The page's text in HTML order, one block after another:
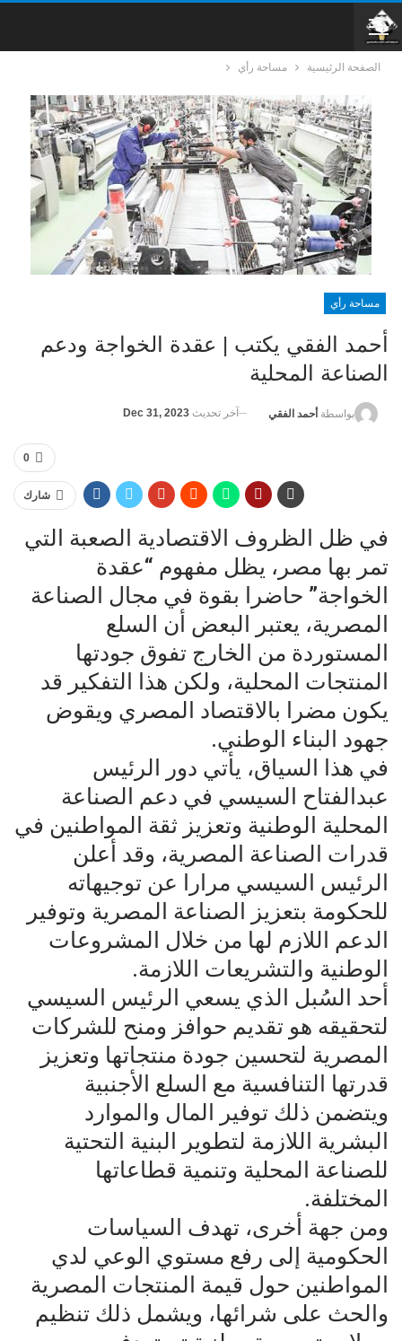
الصفحة الرئيسية مساحة رأي
مساحة رأي
أحمد الفقي يكتب | عقدة الخواجة ودعم
الصناعة المحلية
بواسطة أحمد الفقي آخر تحديث Dec 31, 2023
0
شارك
في ظل الظروف الاقتصادية الصعبة التي
تمر بها مصر، يظل مفهوم “عقدة
الخواجة” حاضرا بقوة في مجال الصناعة
المصرية، يعتبر البعض أن السلع
المستوردة من الخارج تفوق جودتها
المنتجات المحلية، ولكن هذا التفكير قد
يكون مضرا بالاقتصاد المصري ويقوض
جهود البناء الوطني.
في هذا السياق، يأتي دور الرئيس
عبدالفتاح السيسي في دعم الصناعة
المحلية الوطنية وتعزيز ثقة المواطنين في
قدرات الصناعة المصرية، وقد أعلن
الرئيس السيسي مرارا عن توجيهاته
للحكومة بتعزيز الصناعة المصرية وتوفير
الدعم اللازم لها من خلال المشروعات
الوطنية والتشريعات اللازمة.
أحد السُبل الذي يسعي الرئيس السيسي
لتحقيقه هو تقديم حوافز ومنح للشركات
المصرية لتحسين جودة منتجاتها وتعزيز
قدرتها التنافسية مع السلع الأجنبية
ويتضمن ذلك توفير المال والموارد
البشرية اللازمة لتطوير البنية التحتية
للصناعة المحلية وتنمية قطاعاتها
المختلفة.
ومن جهة أخرى، تهدف السياسات
الحكومية إلى رفع مستوي الوعي لدي
المواطنين حول قيمة المنتجات المصرية
والحث على شرائها، ويشمل ذلك تنظيم